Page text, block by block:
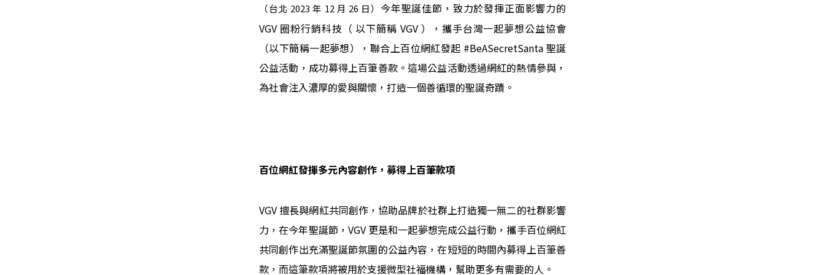
（台北 2023 年 12 月 26 日） 今年聖誕佳節，致力於發揮正面影響力的
VGV 圈粉行銷科技（ 以下簡稱 VGV ），攜手台灣一起夢想公益協會
（以下簡稱一起夢想），聯合上百位網紅發起 #BeASecretSanta 聖誕
公益活動，成功募得上百筆善款。這場公益活動透過網紅的熱情參與，
為社會注入濃厚的愛與關懷，打造一個善循環的聖誕奇蹟。
百位網紅發揮多元內容創作，募得上百筆款項
VGV 擅長與網紅共同創作，協助品牌於社群上打造獨一無二的社群影響
力，在今年聖誕節，VGV 更是和一起夢想完成公益行動，攜手百位網紅
共同創作出充滿聖誕節氛圍的公益內容，在短短的時間內募得上百筆善
款，而這筆款項將被用於支援微型社福機構，幫助更多有需要的人。